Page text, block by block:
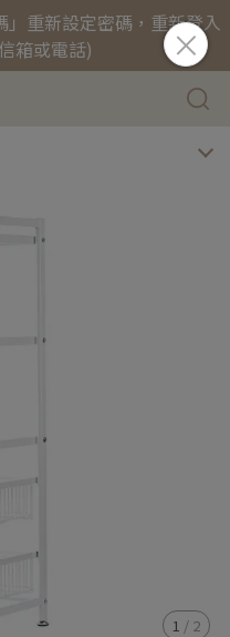
重新設定密碼，重新登入
箱或電話)
1 / 2